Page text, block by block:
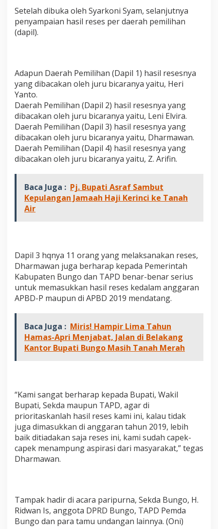
g
o
2
0
1
Setelah dibuka oleh Syarkoni Syam, selanjutnya
penyampaian hasil reses per daerah pemilihan
(dapil).
Adapun Daerah Pemilihan (Dapil 1) hasil resesnya
yang dibacakan oleh juru bicaranya yaitu, Heri
Yanto.
Daerah Pemilihan (Dapil 2) hasil resesnya yang
dibacakan oleh juru bicaranya yaitu, Leni Elvira.
Daerah Pemilihan (Dapil 3) hasil resesnya yang
dibacakan oleh juru bicaranya yaitu, Dharmawan.
Daerah Pemilihan (Dapil 4) hasil resesnya yang
dibacakan oleh juru bicaranya yaitu, Z. Arifin.
Baca Juga : Pj. Bupati Asraf Sambut
Kepulangan Jamaah Haji Kerinci ke Tanah
Air
Dapil 3 hqnya 11 orang yang melaksanakan reses,
Dharmawan juga berharap kepada Pemerintah
Kabupaten Bungo dan TAPD benar-benar serius
untuk memasukkan hasil reses kedalam anggaran
APBD-P maupun di APBD 2019 mendatang.
Baca Juga : Miris! Hampir Lima Tahun
Hamas-Apri Menjabat, Jalan di Belakang
Kantor Bupati Bungo Masih Tanah Merah
“Kami sangat berharap kepada Bupati, Wakil
Bupati, Sekda maupun TAPD, agar di
prioritaskanlah hasil reses kami ini, kalau tidak
juga dimasukkan di anggaran tahun 2019, lebih
baik ditiadakan saja reses ini, kami sudah capek-
capek menampung aspirasi dari masyarakat,” tegas
Dharmawan.
Tampak hadir di acara paripurna, Sekda Bungo, H.
Ridwan Is, anggota DPRD Bungo, TAPD Pemda
Bungo dan para tamu undangan lainnya. (Oni)